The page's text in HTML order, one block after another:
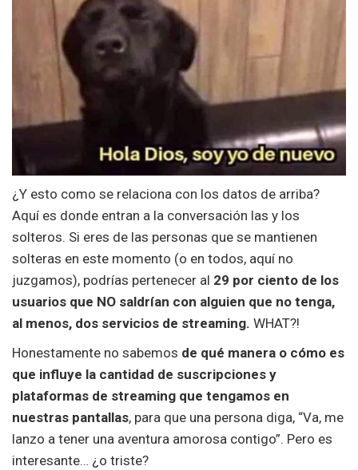
¿Y esto como se relaciona con los datos de arriba?
Aquí es donde entran a la conversación las y los
solteros. Si eres de las personas que se mantienen
solteras en este momento (o en todos, aquí no
juzgamos), podrías pertenecer al 29 por ciento de los
usuarios que NO saldrían con alguien que no tenga,
al menos, dos servicios de streaming. WHAT?!
Honestamente no sabemos de qué manera o cómo es
que influye la cantidad de suscripciones y
plataformas de streaming que tengamos en
nuestras pantallas, para que una persona diga, “Va, me
lanzo a tener una aventura amorosa contigo”. Pero es
interesante… ¿o triste?